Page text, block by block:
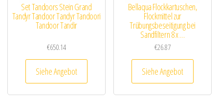
Set Tandoors Stein Grand
Tandyr Tandoor Tandyr Tandoori
Tandoor Tandir
€650.14
Siehe Angebot
Bellaqua Flockkartuschen,
Flockmittel zur
Trübungsbeseitigung bei
Sandfiltern 8 x …
€26.87
Siehe Angebot